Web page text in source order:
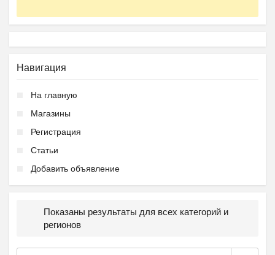
27 000Пятигорск
Летний городской лагер...
₽9 000Пятигорск
Навигация
На главную
Магазины
Регистрация
Статьи
Добавить объявление
Показаны результаты для всех категорий и
регионов